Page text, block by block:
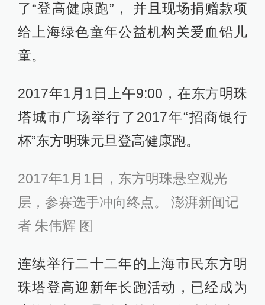
了“登高健康跑”， 并且现场捐赠款项
给上海绿色童年公益机构关爱血铅儿
童。
2017年1月1日上午9:00，在东方明珠
塔城市广场举行了2017年“招商银行
杯”东方明珠元旦登高健康跑。
2017年1月1日，东方明珠悬空观光
层，参赛选手冲向终点。 澎湃新闻记
者 朱伟辉 图
连续举行二十二年的上海市民东方明
珠塔登高迎新年长跑活动，已经成为